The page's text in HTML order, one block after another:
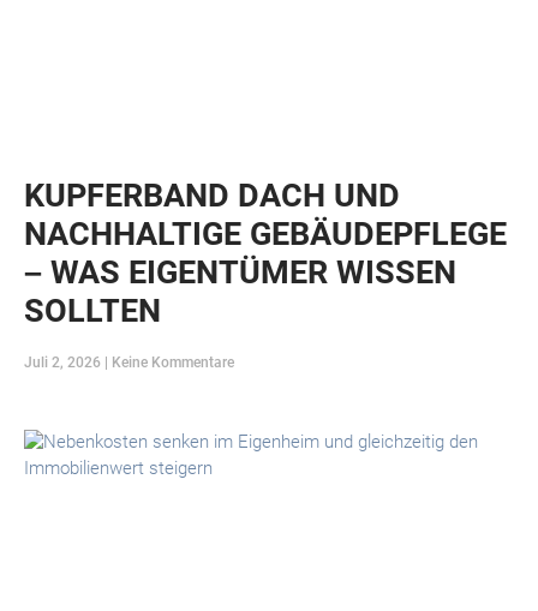
KUPFERBAND DACH UND
NACHHALTIGE GEBÄUDEPFLEGE
– WAS EIGENTÜMER WISSEN
SOLLTEN
Juli 2, 2026 Keine Kommentare